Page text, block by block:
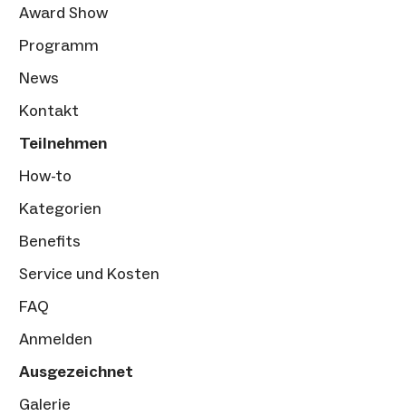
Award Show
Programm
News
Kontakt
Teilnehmen
How-to
Kategorien
Benefits
Service und Kosten
FAQ
Anmelden
Ausgezeichnet
Galerie